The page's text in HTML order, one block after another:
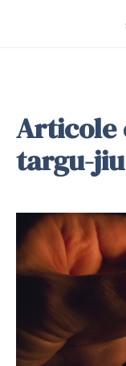
Articole
targu-jiu